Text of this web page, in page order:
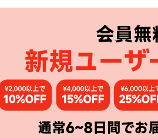
はこちら： アプリ
NEWSを購読する